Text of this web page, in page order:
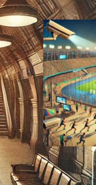
2024年2月16日
「パリオリ
技術の試金
ライバシー